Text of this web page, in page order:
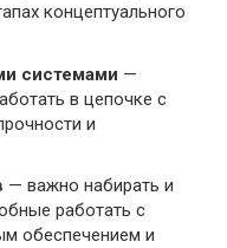
концептуального
системами —
в цепочке с
и
— важно набирать и
работать с
обеспечением и